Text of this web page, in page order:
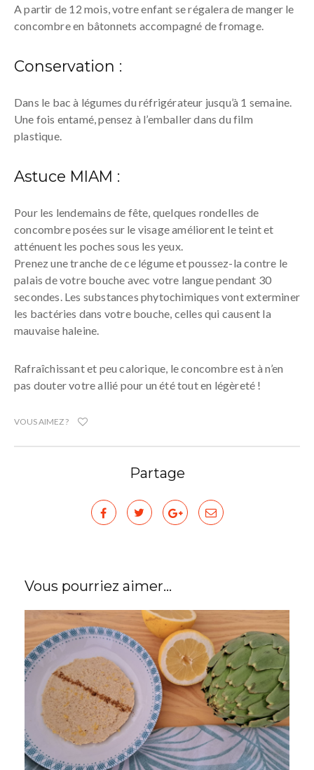
A partir de 12 mois, votre enfant se régalera de manger le
concombre en bâtonnets accompagné de fromage.
Conservation :
Dans le bac à légumes du réfrigérateur jusqu’à 1 semaine.
Une fois entamé, pensez à l’emballer dans du film
plastique.
Astuce MIAM :
Pour les lendemains de fête, quelques rondelles de
concombre posées sur le visage améliorent le teint et
atténuent les poches sous les yeux.
Prenez une tranche de ce légume et poussez-la contre le
palais de votre bouche avec votre langue pendant 30
secondes. Les substances phytochimiques vont exterminer
les bactéries dans votre bouche, celles qui causent la
mauvaise haleine.
Rafraîchissant et peu calorique, le concombre est à n’en
pas douter votre allié pour un été tout en légèreté !
VOUS AIMEZ ?
Partage
Vous pourriez aimer...